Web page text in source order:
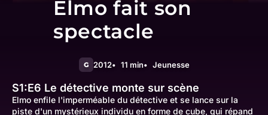
Elmo fait son
spectacle
G 2012 11 min Jeunesse
S1:E6 Le détective monte sur scène
Elmo enfile l'imperméable du détective et se lance sur la
piste d'un mystérieux individu en forme de cube, qui répand